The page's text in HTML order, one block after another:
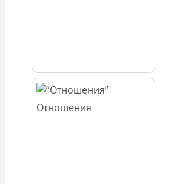
Отношения